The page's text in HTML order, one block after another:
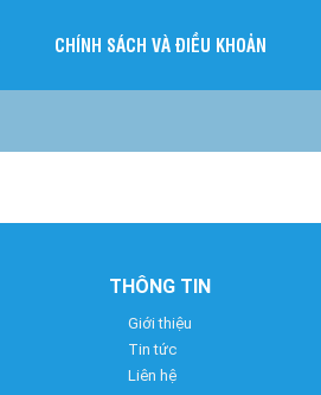
CHÍNH SÁCH VÀ ĐIỀU KHOẢN
THÔNG TIN
Giới thiệu
Tin tức
Liên hệ